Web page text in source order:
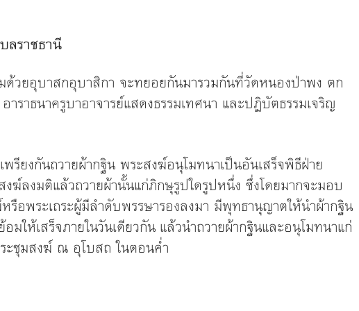
ลราชธานี
วยอุบาสกอุบาสิกา จะทยอยกันมารวมกันที่วัดหนองป่าพง ตก
าธนาครูบาอาจารย์แสดงธรรมเทศนา และปฏิบัตธรรมเจริญ
ยงกันถวายผ้ากฐิน พระสงฆ์อนุโมทนาเป็นอันเสร็จพิธีฝ่าย
ฆ์ลงมติแล้วถวายผ้านั้นแก่ภิกษุรูปใดรูปหนึ่ง ซึ่งโดยมากจะมอบ
รือพระเถระผู้มีลำดับพรรษารองลงมา มีพุทธานุญาตให้นำผ้ากฐิน
มให้เสร็จภายในวันเดียวกัน แล้วนำถวายผ้ากฐินและอนุโมทนาแก่
ะชุมสงฆ์ ณ อุโบสถ ในตอนค่ำ